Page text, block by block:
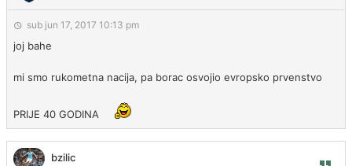
sub jun 17, 2017 10:13 pm
joj bahe
mi smo rukometna nacija, pa borac osvojio evropsko prvenstvo
PRIJE 40 GODINA
bzilic